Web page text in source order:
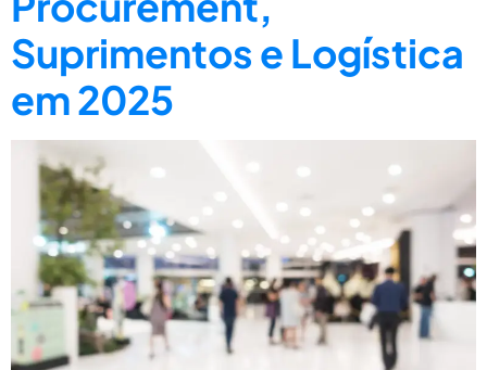
Suprimentos e Logística
em 2025